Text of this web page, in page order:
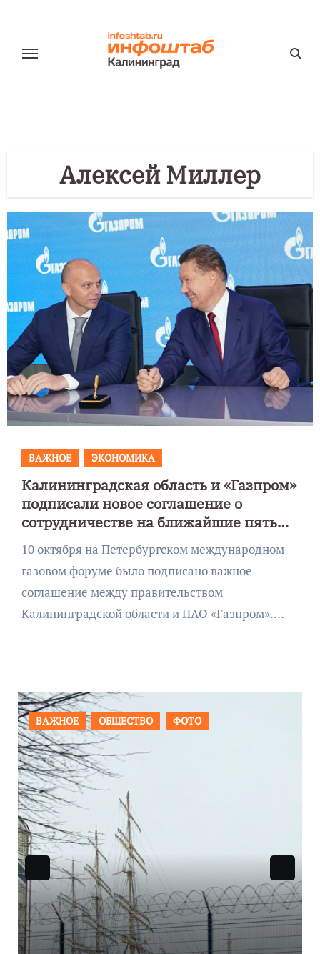
содержанию
Алексей Миллер
ВАЖНОЕ ЭКОНОМИКА
Калининградская область и «Газпром»
подписали новое соглашение о
сотрудничестве на ближайшие пять
лет
10 октября на Петербургском международном
газовом форуме было подписано важное
соглашение между правительством
Калининградской области и ПАО «Газпром».…
ОБЩЕСТВО ФОТО